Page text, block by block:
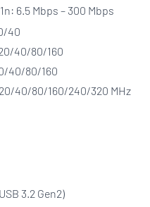
6.5 Mbps – 300 Mbps
40
40/80/160
40/80/160
40/80/160/240/320 MHz
3.2 Gen2)